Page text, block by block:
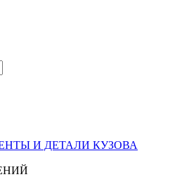
И ДЕТАЛИ КУЗОВА